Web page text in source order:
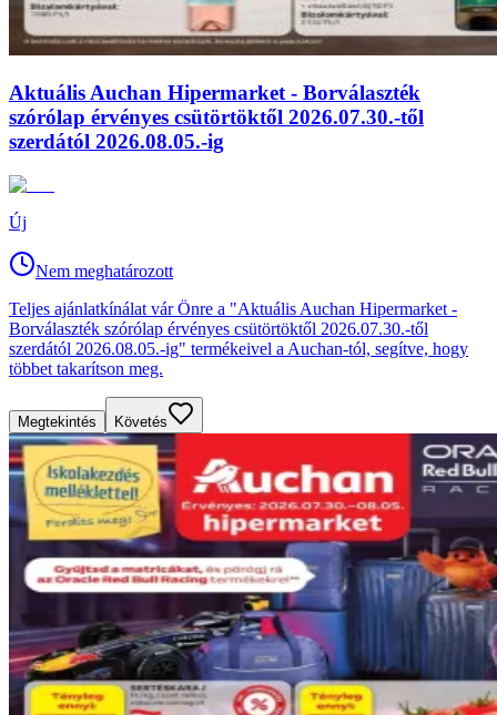
Aktuális Auchan Hipermarket - Borválaszték
szórólap érvényes csütörtöktől 2026.07.30.-től
szerdától 2026.08.05.-ig
Új
Nem meghatározott
Teljes ajánlatkínálat vár Önre a "Aktuális Auchan Hipermarket -
Borválaszték szórólap érvényes csütörtöktől 2026.07.30.-től
szerdától 2026.08.05.-ig" termékeivel a Auchan-tól, segítve, hogy
többet takarítson meg.
Megtekintés Követés